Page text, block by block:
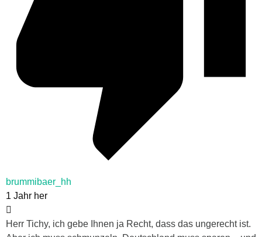
brummibaer_hh
1 Jahr her
Herr Tichy, ich gebe Ihnen ja Recht, dass das ungerecht ist.